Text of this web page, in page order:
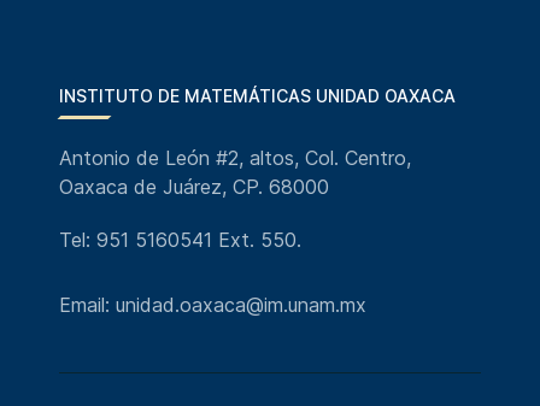
INSTITUTO DE MATEMÁTICAS UNIDAD OAXACA
Antonio de León #2, altos, Col. Centro,
Oaxaca de Juárez, CP. 68000
Tel: 951 5160541 Ext. 550.
Email: unidad.oaxaca@im.unam.mx